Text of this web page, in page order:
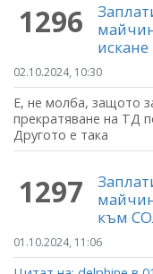
1296
02.10.2024, 10:30
Е, не молба, защото
прекратяване на ТД
Другото е така
1297
към
01.10.2024, 11:06